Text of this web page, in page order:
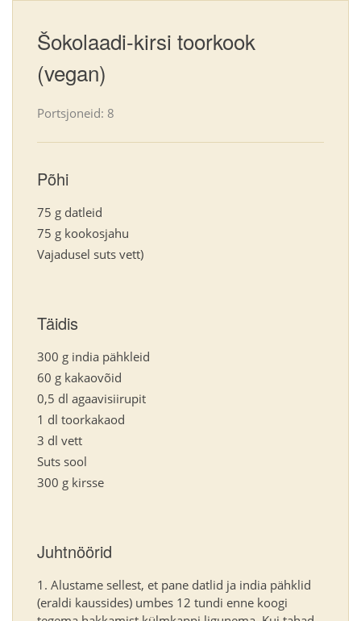
Šokolaadi-kirsi toorkook
(vegan)
Portsjoneid: 8
Põhi
75 g datleid
75 g kookosjahu
Vajadusel suts vett)
Täidis
300 g india pähkleid
60 g kakaovõid
0,5 dl agaavisiirupit
1 dl toorkakaod
3 dl vett
Suts sool
300 g kirsse
Juhtnöörid
Alustame sellest, et pane datlid ja india pähklid
(eraldi kaussides) umbes 12 tundi enne koogi